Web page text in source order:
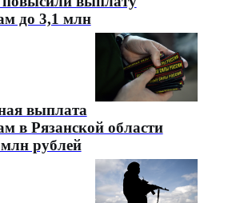
до 3,1 млн
выплата
в Рязанской области
рублей